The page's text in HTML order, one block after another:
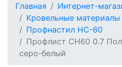
Главная
Интернет-
Кровельные материалы
Профнастил НС-60
Профлист СН60 0.7
серо-белый